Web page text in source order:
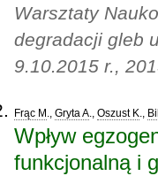
Warsztaty
degradacji gleb
9.10.2015 r.,
Frąc M ., Gryta A., Oszust K.,
Wpływ
funkcjonalną i